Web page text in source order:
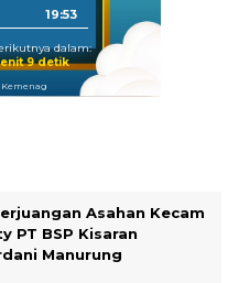
19:53
dalam:
9 detik
Asahan Kecam
PT BSP Kisaran
Manurung